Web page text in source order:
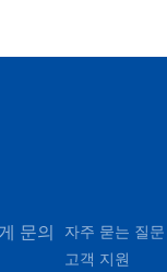
문의
자주 묻는 질문
고객 지원